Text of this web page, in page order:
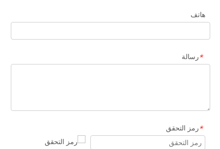
هاتف
*رسالة
*رمز التحقق